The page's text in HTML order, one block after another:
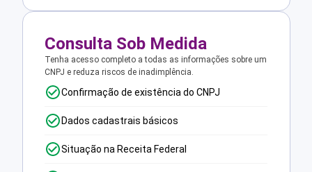
Consulta Sob Medida
Tenha acesso completo a todas as informações sobre um
CNPJ e reduza riscos de inadimplência.
Confirmação de existência do CNPJ
Dados cadastrais básicos
Situação na Receita Federal